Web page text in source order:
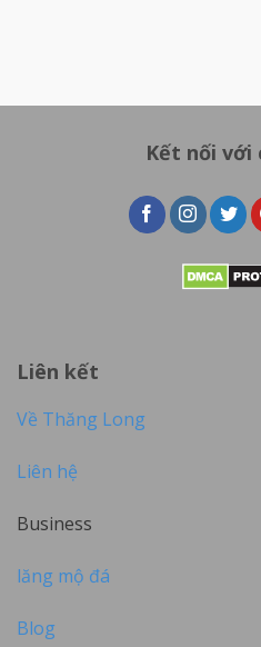
Kết nối với
Liên kết
Về Thăng Long
Liên hệ
Business
lăng mộ đá
Blog